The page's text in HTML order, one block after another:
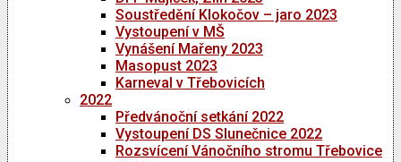
Soustředění Klokočov – jaro 2023
Vystoupení v MŠ
Vynášení Mařeny 2023
Masopust 2023
Karneval v Třebovicích
2022
Předvánoční setkání 2022
Vystoupení DS Slunečnice 2022
Rozsvícení Vánočního stromu Třebovice